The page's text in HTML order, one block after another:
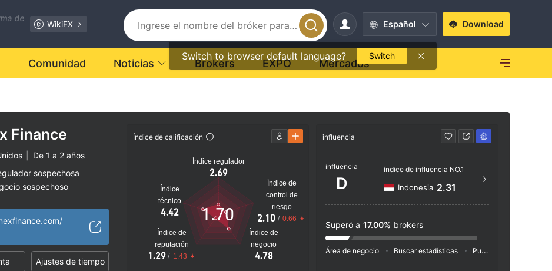
de
WikiFX Español
Switch to browser default language? Switch
Download
Comunidad Noticias Brokers EXPO Mercados
Finance
De 1 a 2 años
sospechosa
sospechoso
Ajustes de tiempo
Índice de calificación
Índice regulador
2.69
Índice
técnico
4.42
Índice de
reputación
1.29 / 1.43
Índice de
negocio
4.78
Índice de
control de
riesgo
2.10 / 0.66
1.70
influencia
influencia
D
índice de influencia NO.1
Indonesia 2.31
Superó a 17.00% brokers
Área de negocio Buscar estadísticas Publicidad